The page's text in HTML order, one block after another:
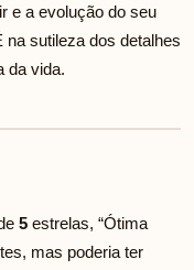
e a evolução do seu
sutileza dos detalhes
da vida.
5 estrelas, “Ótima
mas poderia ter